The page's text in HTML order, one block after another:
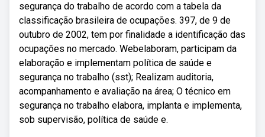
segurança do trabalho de acordo com a tabela da
classificação brasileira de ocupações. 397, de 9 de
outubro de 2002, tem por finalidade a identificação das
ocupações no mercado. Webelaboram, participam da
elaboração e implementam política de saúde e
segurança no trabalho (sst); Realizam auditoria,
acompanhamento e avaliação na área; O técnico em
segurança no trabalho elabora, implanta e implementa,
sob supervisão, política de saúde e.